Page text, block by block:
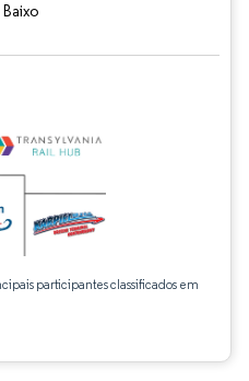
Baixo
participantes classificados em